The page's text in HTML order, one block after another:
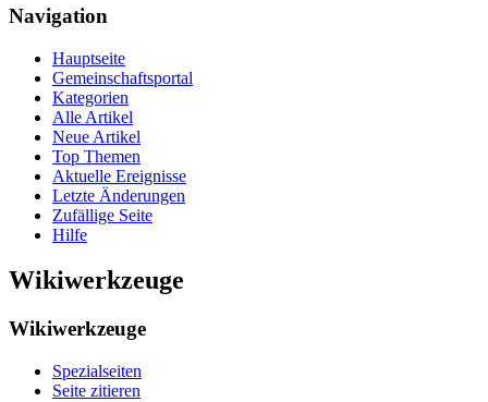
Navigation
Hauptseite
Gemeinschaftsportal
Kategorien
Alle Artikel
Neue Artikel
Top Themen
Aktuelle Ereignisse
Letzte Änderungen
Zufällige Seite
Hilfe
Wikiwerkzeuge
Wikiwerkzeuge
Spezialseiten
Seite zitieren